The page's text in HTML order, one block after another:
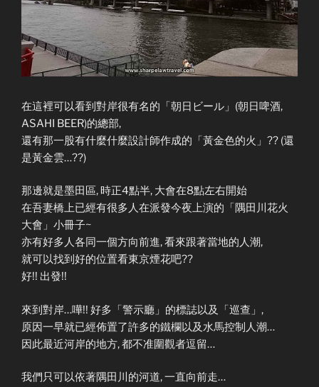
在這裡可以看到對岸很有名的「朝日ビール」(朝日啤酒,
ASAHI BEER)的總部,
還有那一股有什麼什麼設計師作成的「黃金色的火」?? (還
是黃金雲…??)
那邊就是墨田區, 時正4點半, 大會在8點左右開始
在吾妻橋上已經有很多人在派發今夜上演的「隅田川花火
大會」小冊子~
亦有好多人各同一個方向前進, 看來跟著當地的人潮,
就可以找到好的位置看東京煙花吧??
好!! 出發!!
來到對岸…嘩!! 好多「警示廳」的標誌以及「巡查」,
原因一早就已經佈置了許多的鐵欄以及水馬控制人潮…
因此最近河岸的地方, 都不准圍觀者逗留…
我們只可以依著隅田川的河道, 一直向前走…